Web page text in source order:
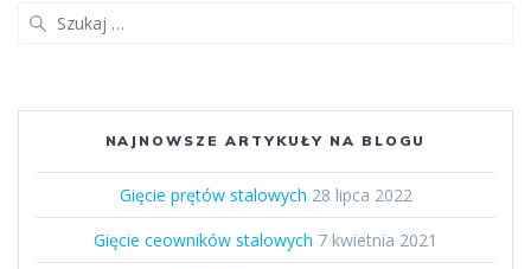
NAJNOWSZE ARTYKUŁY NA BLOGU
Gięcie prętów stalowych 28 lipca 2022
Gięcie ceowników stalowych 7 kwietnia 2021